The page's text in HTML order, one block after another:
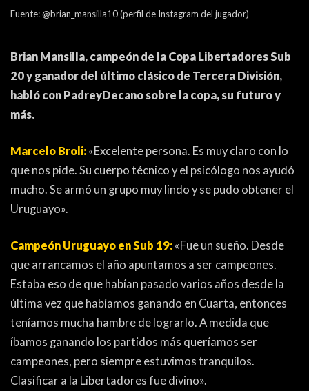
FUTSAL FUTSAL FEMENINO
ACTUALIDAD
3ERA DIVISIÓN
FORMATIVAS
PARTIDOS
CONTENIDOS
ELECCIONES
ENTREVISTAS
TRIBUNA
PYD RADIO
PEÑAS
OTROS DEPORTES
ATLETISMO
FÚTBOL PLAYA
MÁS DE PYD
FORO
Fuente: @brian_mansilla10 (perfil de Instagram del jugador)
Brian Mansilla, campeón de la Copa Libertadores Sub
20 y ganador del último clásico de Tercera División,
habló con PadreyDecano sobre la copa, su futuro y
más.
Marcelo Broli: «Excelente persona. Es muy claro con lo
que nos pide. Su cuerpo técnico y el psicólogo nos ayudó
mucho. Se armó un grupo muy lindo y se pudo obtener el
Uruguayo».
Campeón Uruguayo en Sub 19: «Fue un sueño. Desde
que arrancamos el año apuntamos a ser campeones.
Estaba eso de que habían pasado varios años desde la
última vez que habíamos ganando en Cuarta, entonces
teníamos mucha hambre de lograrlo. A medida que
íbamos ganando los partidos más queríamos ser
campeones, pero siempre estuvimos tranquilos.
Clasificar a la Libertadores fue divino».